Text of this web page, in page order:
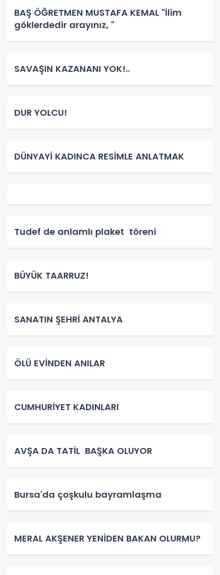
BAŞ ÖĞRETMEN MUSTAFA KEMAL "İlim
göklerdedir arayınız, "
SAVAŞIN KAZANANI YOK!..
DUR YOLCU!
DÜNYAYİ KADINCA RESİMLE ANLATMAK
Tudef de anlamlı plaket töreni
BÜYÜK TAARRUZ!
SANATIN ŞEHRİ ANTALYA
ÖLÜ EVİNDEN ANILAR
CUMHURİYET KADINLARI
AVŞA DA TATİL BAŞKA OLUYOR
Bursa'da çoşkulu bayramlaşma
MERAL AKŞENER YENİDEN BAKAN OLURMU?